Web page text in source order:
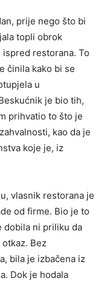
prije nego što bi
topli obrok
restorana. To
činila kako bi se
u
je bio tih,
prihvatio to što je
kao da je
koje je, iz
vlasnik restorana je
od firme. Bio je to
dobila ni priliku da
Bez
bila je izbačena iz
Dok je hodala